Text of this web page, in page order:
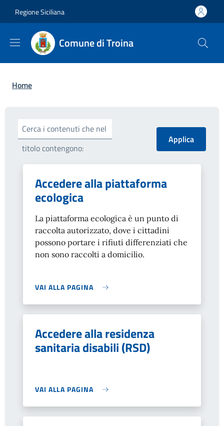
Regione Siciliana
Comune di Troina
Briciole di pane
Home
Cerca i contenuti che nel
titolo contengono:
Accedere alla piattaforma
ecologica
La piattaforma ecologica è un punto di
raccolta autorizzato, dove i cittadini
possono portare i rifiuti differenziati che
non sono raccolti a domicilio.
VAI ALLA PAGINA
Accedere alla residenza
sanitaria disabili (RSD)
VAI ALLA PAGINA